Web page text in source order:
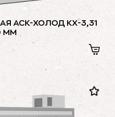
АСК-ХОЛОД КХ-3,31
ММ